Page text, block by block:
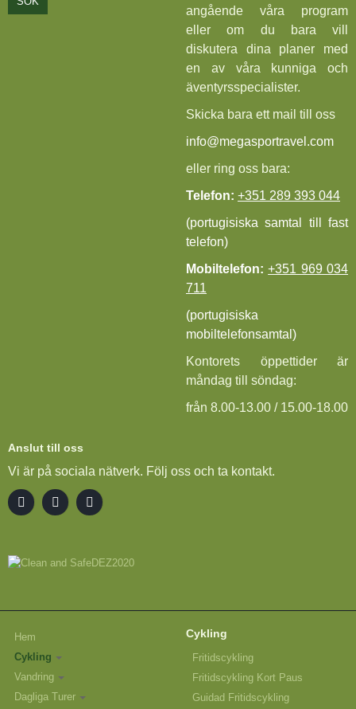
angående våra program
eller om du bara vill
diskutera dina planer med
en av våra kunniga och
äventyrsspecialister.
Skicka bara ett mail till oss
info@megasportravel.com
eller ring oss bara:
Telefon: +351 289 393 044
(portugisiska samtal till fast
telefon)
Mobiltelefon: +351 969 034
711
(portugisiska
mobiltelefonsamtal)
Kontorets öppettider är
måndag till söndag:
från 8.00-13.00 / 15.00-18.00
Anslut till oss
Vi är på sociala nätverk. Följ oss och ta kontakt.
Hem
Cykling
Vandring
Dagliga Turer
Cykling
Fritidscykling
Fritidscykling Kort Paus
Guidad Fritidscykling